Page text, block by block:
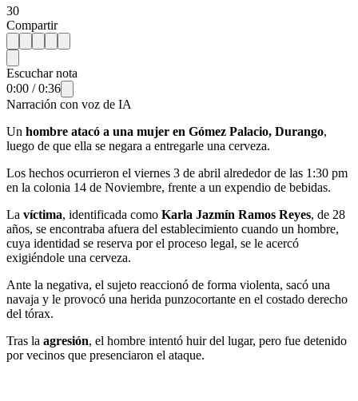
30
Compartir
Escuchar nota
0:00 /0:36
Narración con voz de IA
Un hombre atacó a una mujer en Gómez Palacio, Durango,
luego de que ella se negara a entregarle una cerveza.
Los hechos ocurrieron el viernes 3 de abril alrededor de las 1:30 pm
en la colonia 14 de Noviembre, frente a un expendio de bebidas.
La víctima, identificada como Karla Jazmín Ramos Reyes, de 28
años, se encontraba afuera del establecimiento cuando un hombre,
cuya identidad se reserva por el proceso legal, se le acercó
exigiéndole una cerveza.
Ante la negativa, el sujeto reaccionó de forma violenta, sacó una
navaja y le provocó una herida punzocortante en el costado derecho
del tórax.
Tras la agresión, el hombre intentó huir del lugar, pero fue detenido
por vecinos que presenciaron el ataque.